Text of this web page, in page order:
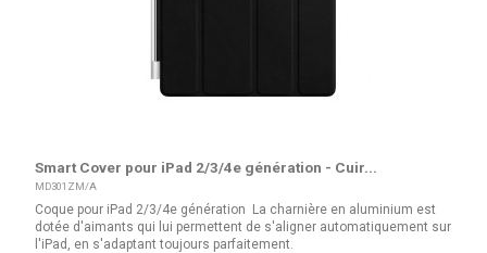
Smart Cover pour iPad 2/3/4e génération - Cuir...
MD301ZM/A
Coque pour iPad 2/3/4e génération La charnière en aluminium est
dotée d'aimants qui lui permettent de s'aligner automatiquement sur
l'iPad, en s'adaptant toujours parfaitement.